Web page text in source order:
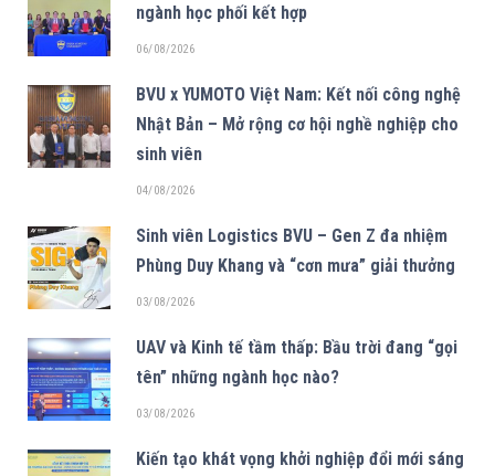
ngành học phối kết hợp
06/08/2026
BVU x YUMOTO Việt Nam: Kết nối công nghệ
Nhật Bản – Mở rộng cơ hội nghề nghiệp cho
sinh viên
04/08/2026
Sinh viên Logistics BVU – Gen Z đa nhiệm
Phùng Duy Khang và “cơn mưa” giải thưởng
03/08/2026
UAV và Kinh tế tầm thấp: Bầu trời đang “gọi
tên” những ngành học nào?
03/08/2026
Kiến tạo khát vọng khởi nghiệp đổi mới sáng